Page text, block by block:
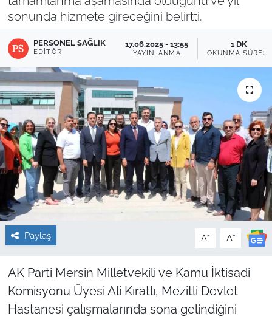
sonunda hizmete gireceğini belirtti.
PERSONEL SAĞLIK
EDITÖR
17.06.2025 - 13:55
YAYINLANMA
1 DK
OKUNMA SÜRESI
Paylaş A- A+
AK Parti Mersin Milletvekili ve Kamu İktisadi
Komisyonu Üyesi Ali Kıratlı, Mezitli Devlet
Hastanesi çalışmalarında sona gelindiğini
Sağlık
Güncel
Kamu Alımları